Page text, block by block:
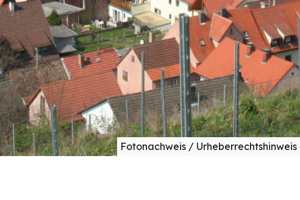
Fotonachweis / Urheberrechtshinweis